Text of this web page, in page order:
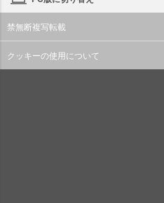
禁無断複写転載
クッキーの使用について